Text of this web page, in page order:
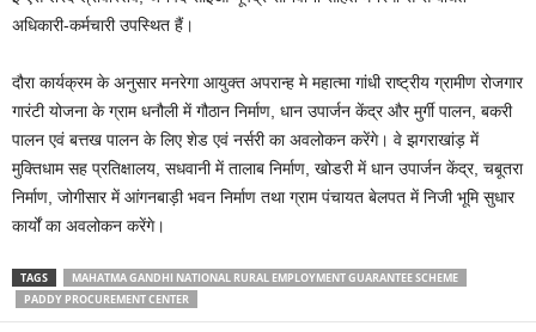
अधिकारी-कर्मचारी उपस्थित हैं।
दौरा कार्यक्रम के अनुसार मनरेगा आयुक्त अपरान्ह मे महात्मा गांधी राष्ट्रीय ग्रामीण रोजगार
गारंटी योजना के ग्राम धनौली में गौठान निर्माण, धान उपार्जन केंद्र और मुर्गी पालन, बकरी
पालन एवं बत्तख पालन के लिए शेड एवं नर्सरी का अवलोकन करेंगे। वे झगराखांड़ में
मुक्तिधाम सह प्रतिक्षालय, सधवानी में तालाब निर्माण, खोडरी में धान उपार्जन केंद्र, चबूतरा
निर्माण, जोगीसार में आंगनबाड़ी भवन निर्माण तथा ग्राम पंचायत बेलपत में निजी भूमि सुधार
कार्यों का अवलोकन करेंगे।
TAGS
MAHATMA GANDHI NATIONAL RURAL EMPLOYMENT GUARANTEE SCHEME
PADDY PROCUREMENT CENTER